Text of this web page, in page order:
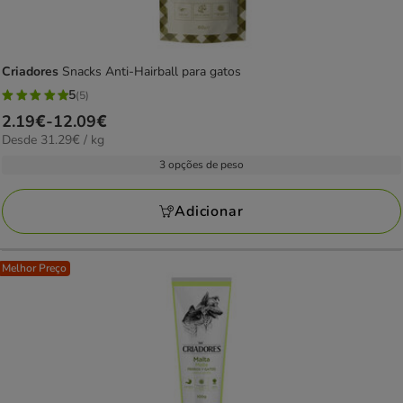
Criadores Snacks Anti-Hairball para gatos
5
estrelas
com
avaliações
5(5)
Preço
de
12.09€
2.19€-12.09€
31.29€
Desde 31.29€ / kg
3 opções de peso
Adicionar
Melhor Preço